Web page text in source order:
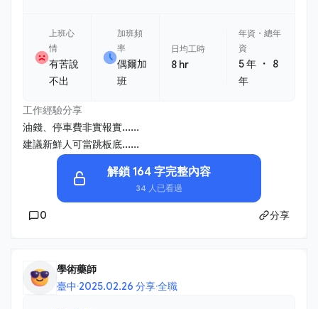
上班心
情
有苦說
不出
加班頻
率
偶爾加
班
日均工時
8 hr
年資・總年
資
5 年 ・
8
年
工作經驗分享
油錢、停車費非實報實......
建議新鮮人可當跳板底......
解鎖 164 字完整內容
34 人已看過
0 分享
學術藥師
臺中·2025.02.26 分享·全職